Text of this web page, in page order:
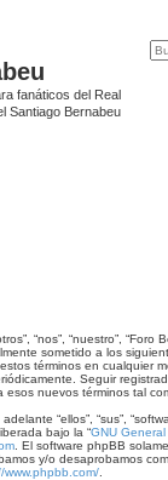
fanáticos del Real
Santiago Bernabeu
“nos”, “nuestro”, “Foro
sometido a los
términos en cualquier
Seguir
nuevos términos tal
“ellos”, “sus”,
bajo la “GNU
. El software phpBB
y/o desaprobamos
www.phpbb.com/